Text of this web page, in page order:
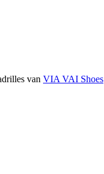
van VIA VAI Shoes